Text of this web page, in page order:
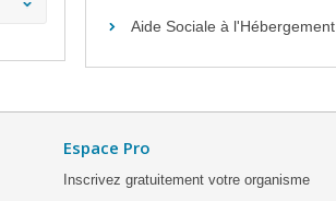
Aide Sociale à l'Hébergement
Espace Pro
Inscrivez gratuitement votre organisme